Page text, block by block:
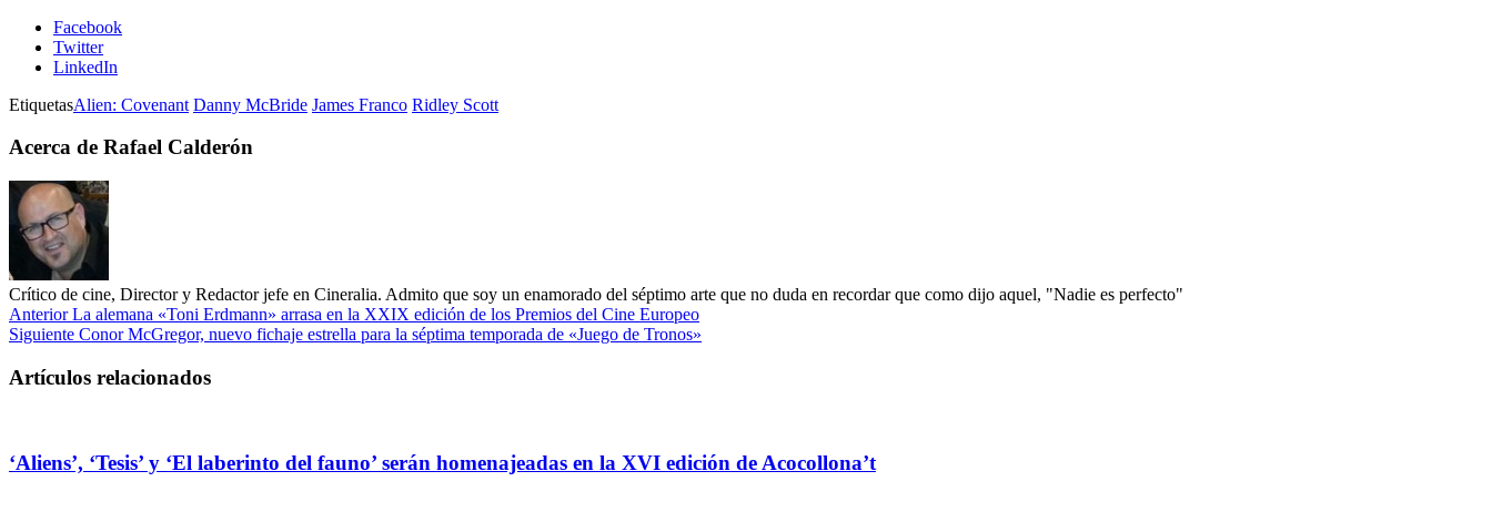
Facebook
Twitter
LinkedIn
EtiquetasAlien: Covenant Danny McBride James Franco Ridley Scott
Acerca de Rafael Calderón
Crítico de cine, Director y Redactor jefe en Cineralia. Admito que soy un enamorado del séptimo arte que no duda en recordar que como dijo aquel, "Nadie es perfecto"
AnteriorLa alemana «Toni Erdmann» arrasa en la XXIX edición de los Premios del Cine Europeo
Siguiente Conor McGregor, nuevo fichaje estrella para la séptima temporada de «Juego de Tronos»
Artículos relacionados
‘Aliens’, ‘Tesis’ y ‘El laberinto del fauno’ serán homenajeadas en la XVI edición de Acocollona’t